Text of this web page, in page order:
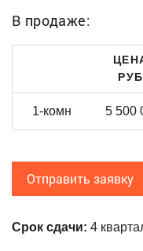
В продаже:
1-комн 5 500
Отправить заявку
Срок сдачи: 4